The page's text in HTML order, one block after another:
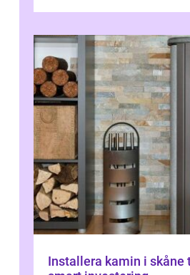
Installera kamin i skåne trygg värme,